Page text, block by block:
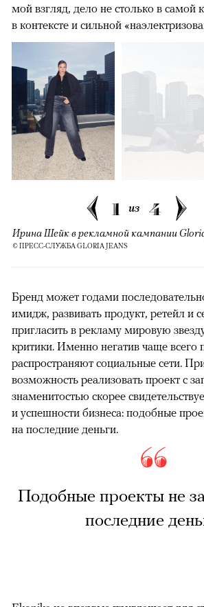
мой взгляд, дело не столько в самой
в контексте и сильной
1 из 4
Ирина Шейк в рекламной кампании
© ПРЕСС-СЛУЖБА GLORIA JEANS
Бренд может годами
имидж, развивать продукт, ретейл и
пригласить в рекламу мировую
критики. Именно негатив чаще всего
распространяют социальные сети.
возможность реализовать проект с
знаменитостью скорее
и успешности бизнеса: подобные
на последние деньги.
Подобные проекты не
последние